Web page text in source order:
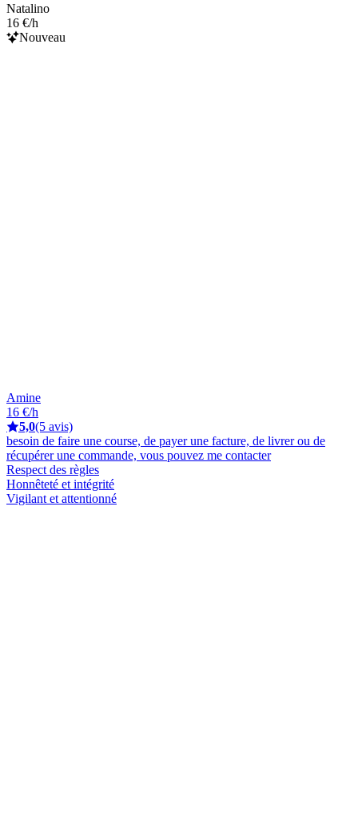
Natalino
16 €/h
Nouveau
Amine
16 €/h
5,0(5 avis)
besoin de faire une course, de payer une facture, de livrer ou de
récupérer une commande, vous pouvez me contacter
Respect des règles
Honnêteté et intégrité
Vigilant et attentionné